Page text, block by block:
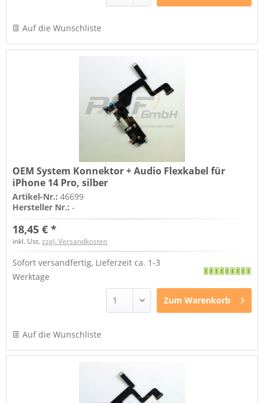
Auf die Wunschliste
OEM System Konnektor + Audio Flexkabel für
iPhone 14 Pro, silber
Artikel-Nr.:46699
Hersteller Nr.:-
18,45 € *
inkl. Ust.zzgl. Versandkosten
Sofort versandfertig, Lieferzeit ca. 1-3
Werktage
Zum Warenkorb
Auf die Wunschliste